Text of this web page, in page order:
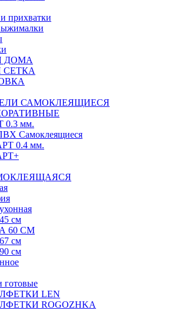
прихватки
ДОМА
САМОКЛЕЯЩИЕСЯ
мм.
Самоклеящиеся
0.4 мм.
см
60 СМ
см
см
готовые
LEN
ROGOZHKA